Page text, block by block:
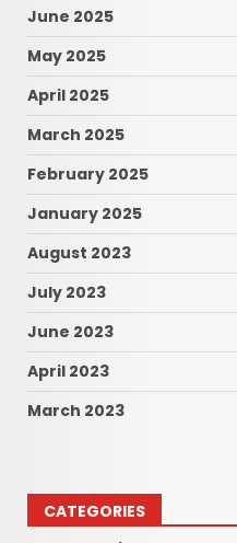
June 2025
May 2025
April 2025
March 2025
February 2025
January 2025
August 2023
July 2023
June 2023
April 2023
March 2023
CATEGORIES